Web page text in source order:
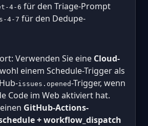
4-6 für den Triage-Prompt
4-7 für den Dedupe-
Verwenden Sie eine Cloud-
einem Schedule-Trigger als
issues.opened-Trigger, wenn
Code im Web aktiviert hat.
GitHub-Actions-
+ workflow_dispatch